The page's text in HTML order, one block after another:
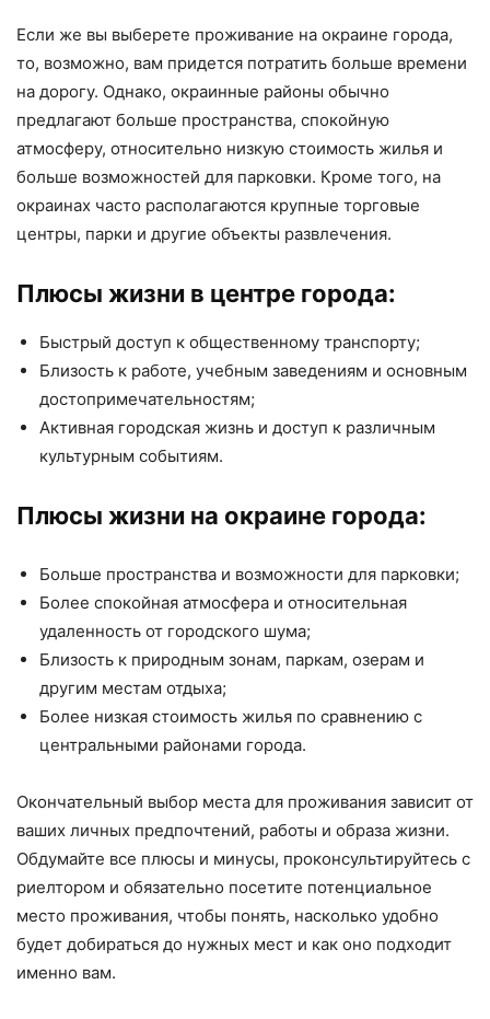
Если же вы выберете проживание на окраине города,
то, возможно, вам придется потратить больше времени
на дорогу. Однако, окраинные районы обычно
предлагают больше пространства, спокойную
атмосферу, относительно низкую стоимость жилья и
больше возможностей для парковки. Кроме того, на
окраинах часто располагаются крупные торговые
центры, парки и другие объекты развлечения.
Плюсы жизни в центре города:
Быстрый доступ к общественному транспорту;
Близость к работе, учебным заведениям и основным
достопримечательностям;
Активная городская жизнь и доступ к различным
культурным событиям.
Плюсы жизни на окраине города:
Больше пространства и возможности для парковки;
Более спокойная атмосфера и относительная
удаленность от городского шума;
Близость к природным зонам, паркам, озерам и
другим местам отдыха;
Более низкая стоимость жилья по сравнению с
центральными районами города.
Окончательный выбор места для проживания зависит от
ваших личных предпочтений, работы и образа жизни.
Обдумайте все плюсы и минусы, проконсультируйтесь с
риелтором и обязательно посетите потенциальное
место проживания, чтобы понять, насколько удобно
будет добираться до нужных мест и как оно подходит
именно вам.